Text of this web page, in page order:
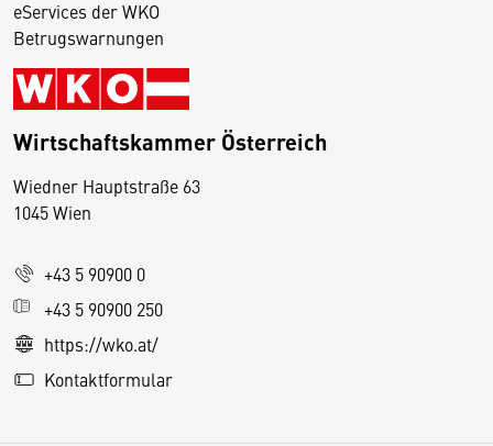
eServices der WKO
Betrugswarnungen
Wirtschaftskammer Österreich
Wiedner Hauptstraße 63
1045 Wien
+43 5 90900 0
+43 5 90900 250
https://wko.at/
Kontaktformular
D
s
e
S
e